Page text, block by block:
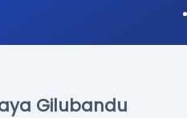
Gilubandu